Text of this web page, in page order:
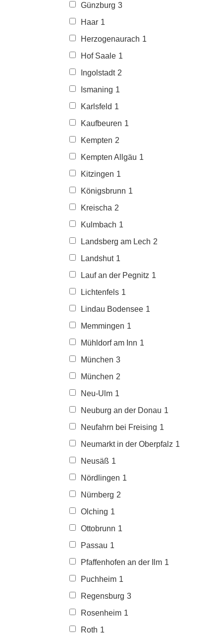
Günzburg 3
Haar 1
Herzogenaurach 1
Hof Saale 1
Ingolstadt 2
Ismaning 1
Karlsfeld 1
Kaufbeuren 1
Kempten 2
Kempten Allgäu 1
Kitzingen 1
Königsbrunn 1
Kreischa 2
Kulmbach 1
Landsberg am Lech 2
Landshut 1
Lauf an der Pegnitz 1
Lichtenfels 1
Lindau Bodensee 1
Memmingen 1
Mühldorf am Inn 1
München 3
München 2
Neu-Ulm 1
Neuburg an der Donau 1
Neufahrn bei Freising 1
Neumarkt in der Oberpfalz 1
Neusäß 1
Nördlingen 1
Nürnberg 2
Olching 1
Ottobrunn 1
Passau 1
Pfaffenhofen an der Ilm 1
Puchheim 1
Regensburg 3
Rosenheim 1
Roth 1